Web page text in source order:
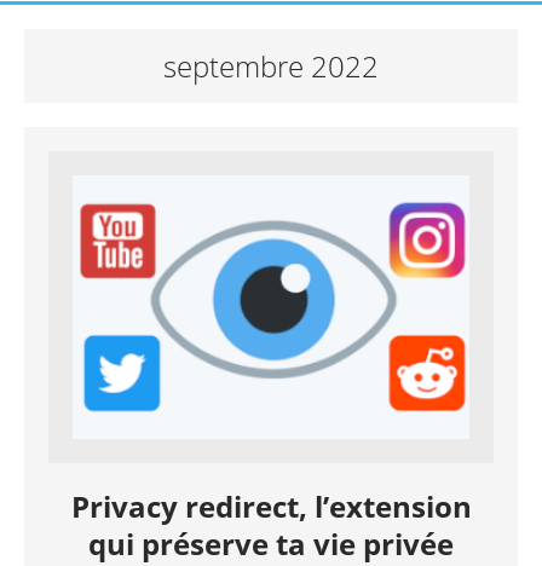
septembre 2022
Privacy redirect, l’extension
qui préserve ta vie privée